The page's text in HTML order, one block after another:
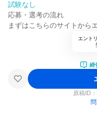
試験なし
応募・選考の流れ
まずはこちらのサイトから
エント
締
原稿ID：